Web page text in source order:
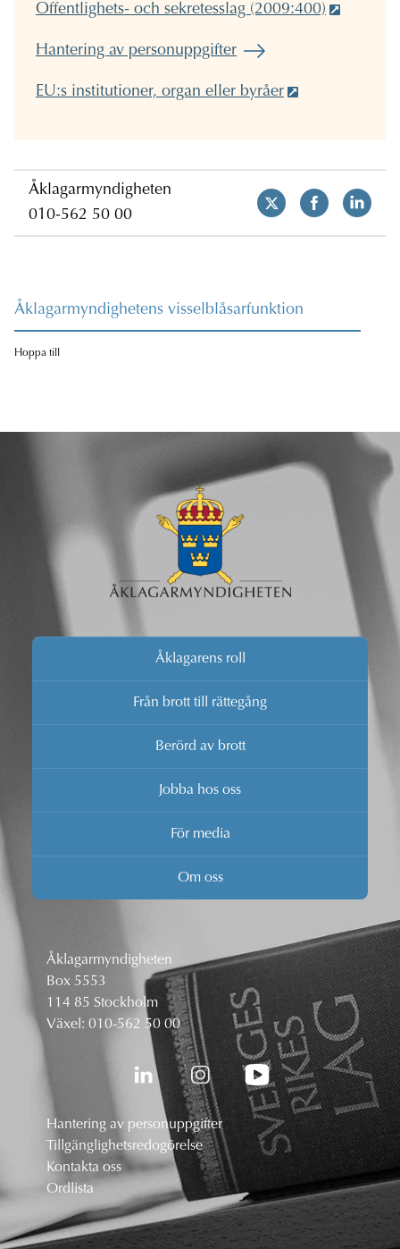
Offentlighets- och sekretesslag (2009:400)
Hantering av personuppgifter
EU:s institutioner, organ eller byråer
Åklagarmyndigheten
010-562 50 00
Åklagarmyndighetens visselblåsarfunktion
Hoppa till
Åklagarens roll
Från brott till rättegång
Berörd av brott
Jobba hos oss
För media
Om oss
Åklagarmyndigheten
Box 5553
114 85 Stockholm
Växel: 010-562 50 00
Hantering av personuppgifter
Tillgänglighetsredogörelse
Kontakta oss
Ordlista